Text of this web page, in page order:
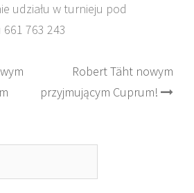
udziału w turnieju pod
763 243
Robert Täht nowym
przyjmującym Cuprum!